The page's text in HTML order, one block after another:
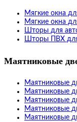
Мягкие окна
Мягкие окна
Шторы для
Шторы ПВХ
Маятниковые
Маятниковые
Маятниковые
Маятниковые
Маятниковые
Маятниковые